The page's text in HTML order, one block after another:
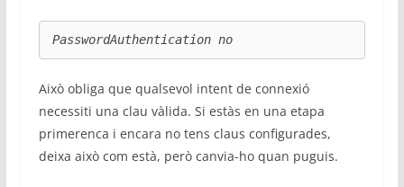
PasswordAuthentication no
Això obliga que qualsevol intent de connexió
necessiti una clau vàlida. Si estàs en una etapa
primerenca i encara no tens claus configurades,
deixa això com està, però canvia-ho quan puguis.